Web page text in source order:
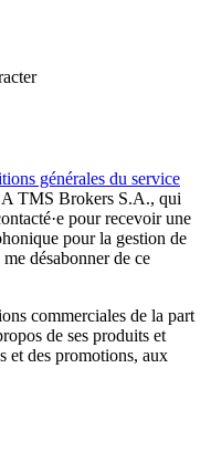
générales du service
TMS Brokers S.A., qui
pour recevoir une
pour la gestion de
désabonner de ce
commerciales de la part
de ses produits et
et des promotions, aux